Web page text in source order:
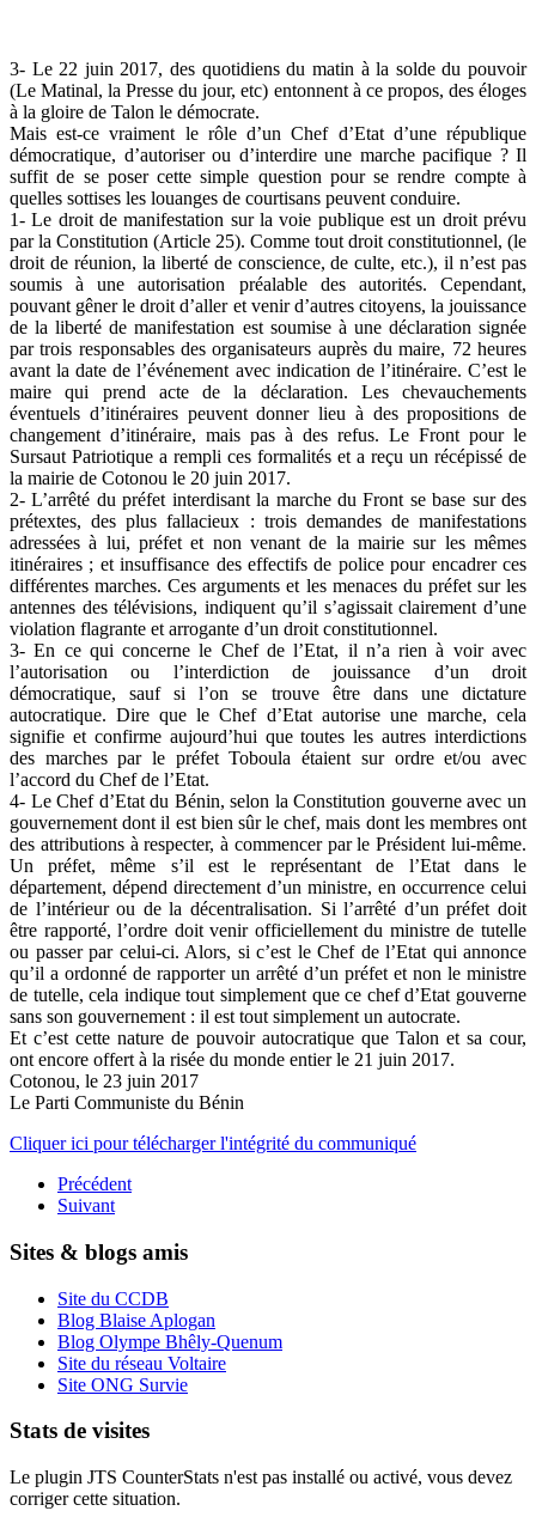
3- Le 22 juin 2017, des quotidiens du matin à la solde du pouvoir
(Le Matinal, la Presse du jour, etc) entonnent à ce propos, des éloges
à la gloire de Talon le démocrate.
Mais est-ce vraiment le rôle d’un Chef d’Etat d’une république
démocratique, d’autoriser ou d’interdire une marche pacifique ? Il
suffit de se poser cette simple question pour se rendre compte à
quelles sottises les louanges de courtisans peuvent conduire.
1- Le droit de manifestation sur la voie publique est un droit prévu
par la Constitution (Article 25). Comme tout droit constitutionnel, (le
droit de réunion, la liberté de conscience, de culte, etc.), il n’est pas
soumis à une autorisation préalable des autorités. Cependant,
pouvant gêner le droit d’aller et venir d’autres citoyens, la jouissance
de la liberté de manifestation est soumise à une déclaration signée
par trois responsables des organisateurs auprès du maire, 72 heures
avant la date de l’événement avec indication de l’itinéraire. C’est le
maire qui prend acte de la déclaration. Les chevauchements
éventuels d’itinéraires peuvent donner lieu à des propositions de
changement d’itinéraire, mais pas à des refus. Le Front pour le
Sursaut Patriotique a rempli ces formalités et a reçu un récépissé de
la mairie de Cotonou le 20 juin 2017.
2- L’arrêté du préfet interdisant la marche du Front se base sur des
prétextes, des plus fallacieux : trois demandes de manifestations
adressées à lui, préfet et non venant de la mairie sur les mêmes
itinéraires ; et insuffisance des effectifs de police pour encadrer ces
différentes marches. Ces arguments et les menaces du préfet sur les
antennes des télévisions, indiquent qu’il s’agissait clairement d’une
violation flagrante et arrogante d’un droit constitutionnel.
3- En ce qui concerne le Chef de l’Etat, il n’a rien à voir avec
l’autorisation ou l’interdiction de jouissance d’un droit
démocratique, sauf si l’on se trouve être dans une dictature
autocratique. Dire que le Chef d’Etat autorise une marche, cela
signifie et confirme aujourd’hui que toutes les autres interdictions
des marches par le préfet Toboula étaient sur ordre et/ou avec
l’accord du Chef de l’Etat.
4- Le Chef d’Etat du Bénin, selon la Constitution gouverne avec un
gouvernement dont il est bien sûr le chef, mais dont les membres ont
des attributions à respecter, à commencer par le Président lui-même.
Un préfet, même s’il est le représentant de l’Etat dans le
département, dépend directement d’un ministre, en occurrence celui
de l’intérieur ou de la décentralisation. Si l’arrêté d’un préfet doit
être rapporté, l’ordre doit venir officiellement du ministre de tutelle
ou passer par celui-ci. Alors, si c’est le Chef de l’Etat qui annonce
qu’il a ordonné de rapporter un arrêté d’un préfet et non le ministre
de tutelle, cela indique tout simplement que ce chef d’Etat gouverne
sans son gouvernement : il est tout simplement un autocrate.
Et c’est cette nature de pouvoir autocratique que Talon et sa cour,
ont encore offert à la risée du monde entier le 21 juin 2017.
Cotonou, le 23 juin 2017
Le Parti Communiste du Bénin
Cliquer ici pour télécharger l'intégrité du communiqué
Précédent
Suivant
Sites & blogs amis
Site du CCDB
Blog Blaise Aplogan
Blog Olympe Bhêly-Quenum
Site du réseau Voltaire
Site ONG Survie
Stats de visites
Le plugin JTS CounterStats n'est pas installé ou activé, vous devez
corriger cette situation.